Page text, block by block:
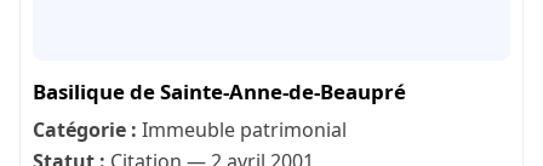
Basilique de Sainte-Anne-de-Beaupré
Catégorie : Immeuble patrimonial